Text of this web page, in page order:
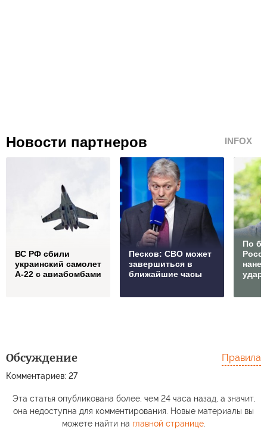
Новости партнеров INFOX
ВС РФ сбили
украинский самолет
А-22 с авиабомбами
Песков: СВО может
завершиться в
ближайшие часы
По
удар
Обсуждение
Комментариев: 27
Правила
Эта статья опубликована более, чем 24 часа назад, а значит,
она недоступна для комментирования. Новые материалы вы
можете найти на главной странице.